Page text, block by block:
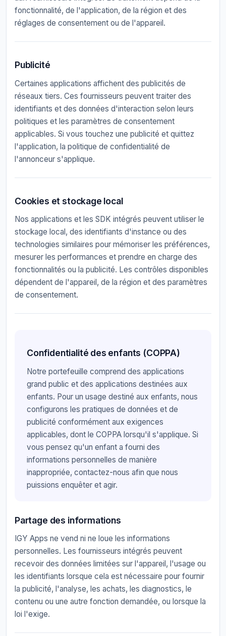
fonctionnalité, de l'application, de la région et des
réglages de consentement ou de l'appareil.
Publicité
Certaines applications affichent des publicités de
réseaux tiers. Ces fournisseurs peuvent traiter des
identifiants et des données d'interaction selon leurs
politiques et les paramètres de consentement
applicables. Si vous touchez une publicité et quittez
l'application, la politique de confidentialité de
l'annonceur s'applique.
Cookies et stockage local
Nos applications et les SDK intégrés peuvent utiliser le
stockage local, des identifiants d'instance ou des
technologies similaires pour mémoriser les préférences,
mesurer les performances et prendre en charge des
fonctionnalités ou la publicité. Les contrôles disponibles
dépendent de l'appareil, de la région et des paramètres
de consentement.
Confidentialité des enfants (COPPA)
Notre portefeuille comprend des applications
grand public et des applications destinées aux
enfants. Pour un usage destiné aux enfants, nous
configurons les pratiques de données et de
publicité conformément aux exigences
applicables, dont le COPPA lorsqu'il s'applique. Si
vous pensez qu'un enfant a fourni des
informations personnelles de manière
inappropriée, contactez-nous afin que nous
puissions enquêter et agir.
Partage des informations
IGY Apps ne vend ni ne loue les informations
personnelles. Les fournisseurs intégrés peuvent
recevoir des données limitées sur l'appareil, l'usage ou
les identifiants lorsque cela est nécessaire pour fournir
la publicité, l'analyse, les achats, les diagnostics, le
contenu ou une autre fonction demandée, ou lorsque la
loi l'exige.